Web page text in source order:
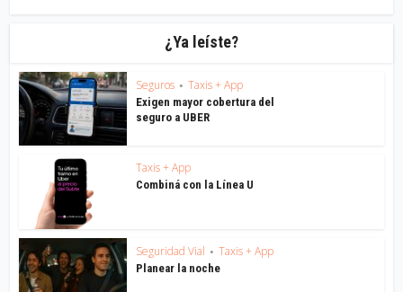
¿Ya leíste?
Seguros • Taxis + App
Exigen mayor cobertura del
seguro a UBER
Taxis + App
Combiná con la Línea U
Seguridad Vial • Taxis + App
Planear la noche